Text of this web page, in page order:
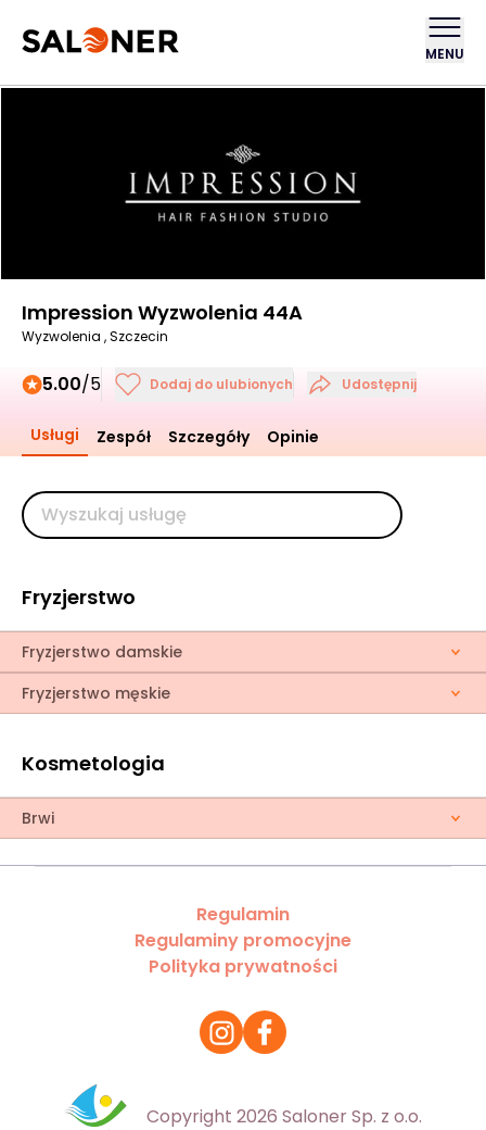
MENU
Impression Wyzwolenia 44A
Wyzwolenia , Szczecin
5.00/5 Dodaj do ulubionych Udostępnij
Usługi Zespół Szczegóły Opinie
Fryzjerstwo
Fryzjerstwo damskie
Fryzjerstwo męskie
Kosmetologia
Brwi
Regulamin
Regulaminy promocyjne
Polityka prywatności
Copyright 2026 Saloner Sp. z o.o.